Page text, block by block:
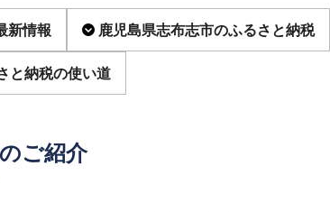
新情報 鹿児島県志布志市のふるさと納税
と納税の使い道
ご紹介